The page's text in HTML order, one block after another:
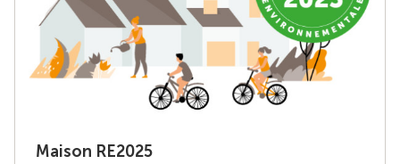
Maison RE2025